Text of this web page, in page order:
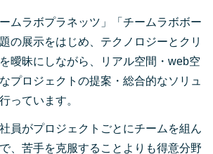
ムラボプラネッツ」「チームラボボー
の展示をはじめ、テクノロジーとクリ
曖昧にしながら、リアル空間・web空
プロジェクトの提案・総合的なソリュ
っています。
員がプロジェクトごとにチームを組ん
、苦手を克服することよりも得意分野